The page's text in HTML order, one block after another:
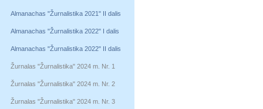
Almanachas "Žurnalistika 2021" II dalis
Almanachas "Žurnalistika 2022" I dalis
Almanachas "Žurnalistika 2022" II dalis
Žurnalas "Žurnalistika" 2024 m. Nr. 1
Žurnalas "Žurnalistika" 2024 m. Nr. 2
Žurnalas "Žurnalistika" 2024 m. Nr. 3